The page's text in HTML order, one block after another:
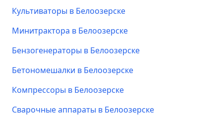
Культиваторы в Белоозерске
Минитрактора в Белоозерске
Бензогенераторы в Белоозерске
Бетономешалки в Белоозерске
Компрессоры в Белоозерске
Сварочные аппараты в Белоозерске